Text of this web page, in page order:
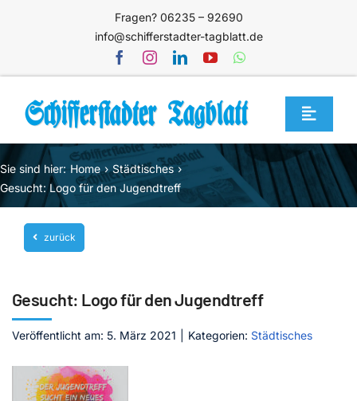
Fragen? 06235 – 92690
info@schifferstadter-tagblatt.de
Toggle
Home
Themen
Blog
Unternehmen
Mediathek
Kontakt
Sie sind hier: Home
Städtisches
Gesucht: Logo für den Jugendtreff
zurück
Gesucht: Logo für den Jugendtreff
Veröffentlicht am: 5. März 2021 Kategorien: Städtisches